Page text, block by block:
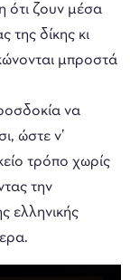
ότι ζουν μέσα
της δίκης κι
μπροστά
να
ώστε ν’
τρόπο χωρίς
την
ελληνικής